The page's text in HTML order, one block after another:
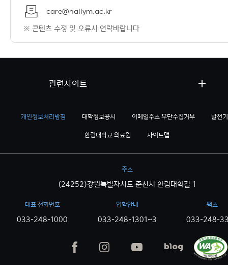
care@hallym.ac.kr
※ 콘텐츠 수정 및 오류시 연락바랍니다
개인정보처리방침 대학정보공시 이메일주소 무단수집거부 발전
한림대학교 의료원 사이트맵
관련사이트
주소
(24252)강원특별자치도 춘천시 한림대학길 1
대표 전화번호
033-248-1000
입학안내
033-248-1301~3
팩스
033-248-